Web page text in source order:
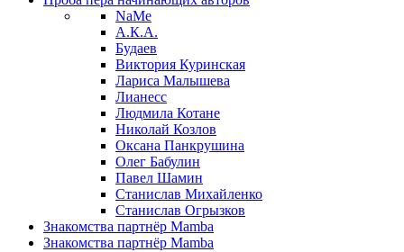
NaMe
А.К.А.
Будаев
Виктория Куринская
Лариса Малышева
Лианесс
Людмила Котане
Николай Козлов
Оксана Панкрушина
Олег Бабулин
Павел Шамин
Станислав Михайленко
Станислав Огрызков
Знакомства партнёр Mamba
Знакомства партнёр Mamba